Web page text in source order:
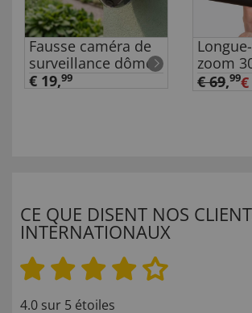
Fausse caméra de
surveillance dôme
€ 19,99
zoom
€ 69,99€
CE QUE DISENT NOS
INTERNATIONAUX
4.0 sur 5 étoiles